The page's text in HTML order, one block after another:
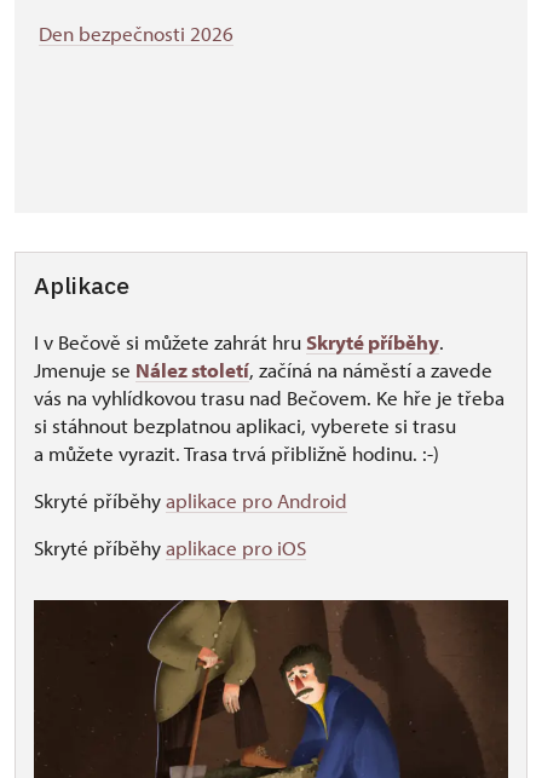
Den bezpečnosti 2026
Aplikace
I v Bečově si můžete zahrát hru Skryté příběhy.
Jmenuje se Nález století, začíná na náměstí a zavede
vás na vyhlídkovou trasu nad Bečovem. Ke hře je třeba
si stáhnout bezplatnou aplikaci, vyberete si trasu
a můžete vyrazit. Trasa trvá přibližně hodinu. :-)
Skryté příběhyaplikace pro Android
Skryté příběhyaplikace pro iOS